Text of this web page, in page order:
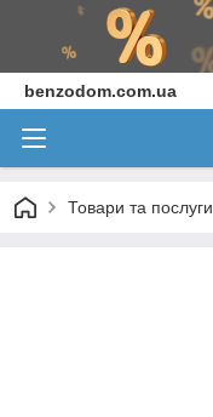
benzodom.com.ua
Товари та послуги